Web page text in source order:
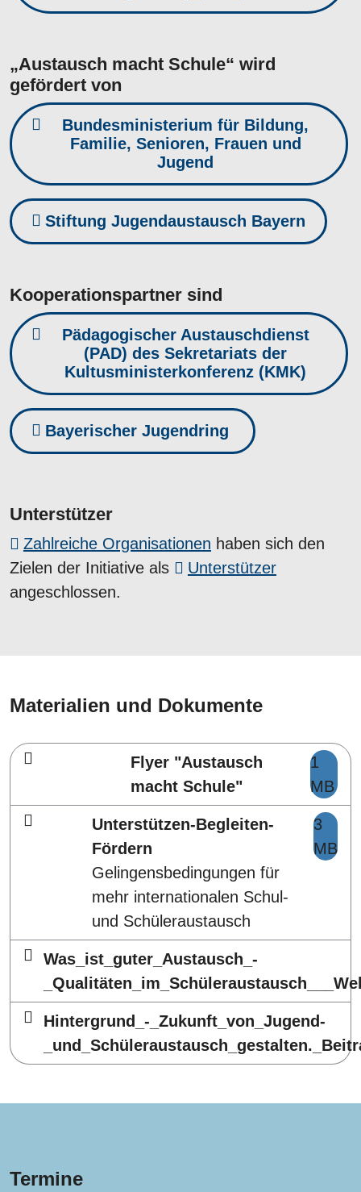
„Austausch macht Schule“ wird
gefördert von
Bundesministerium für Bildung,
Familie, Senioren, Frauen und
Jugend
Stiftung Jugendaustausch Bayern
Kooperationspartner sind
Pädagogischer Austauschdienst
(PAD) des Sekretariats der
Kultusministerkonferenz (KMK)
Bayerischer Jugendring
Unterstützer
Zahlreiche Organisationen haben sich den
Zielen der Initiative als
Unterstützer
angeschlossen.
Materialien und Dokumente
Flyer "Austausch
macht Schule"
1
MB
Unterstützen-Begleiten-
Fördern
Gelingensbedingungen für
mehr internationalen Schul-
und Schüleraustausch
3
MB
Was_ist_guter_Austausch_-
Hintergrund_-_Zukunft_von_Jugend-
Termine